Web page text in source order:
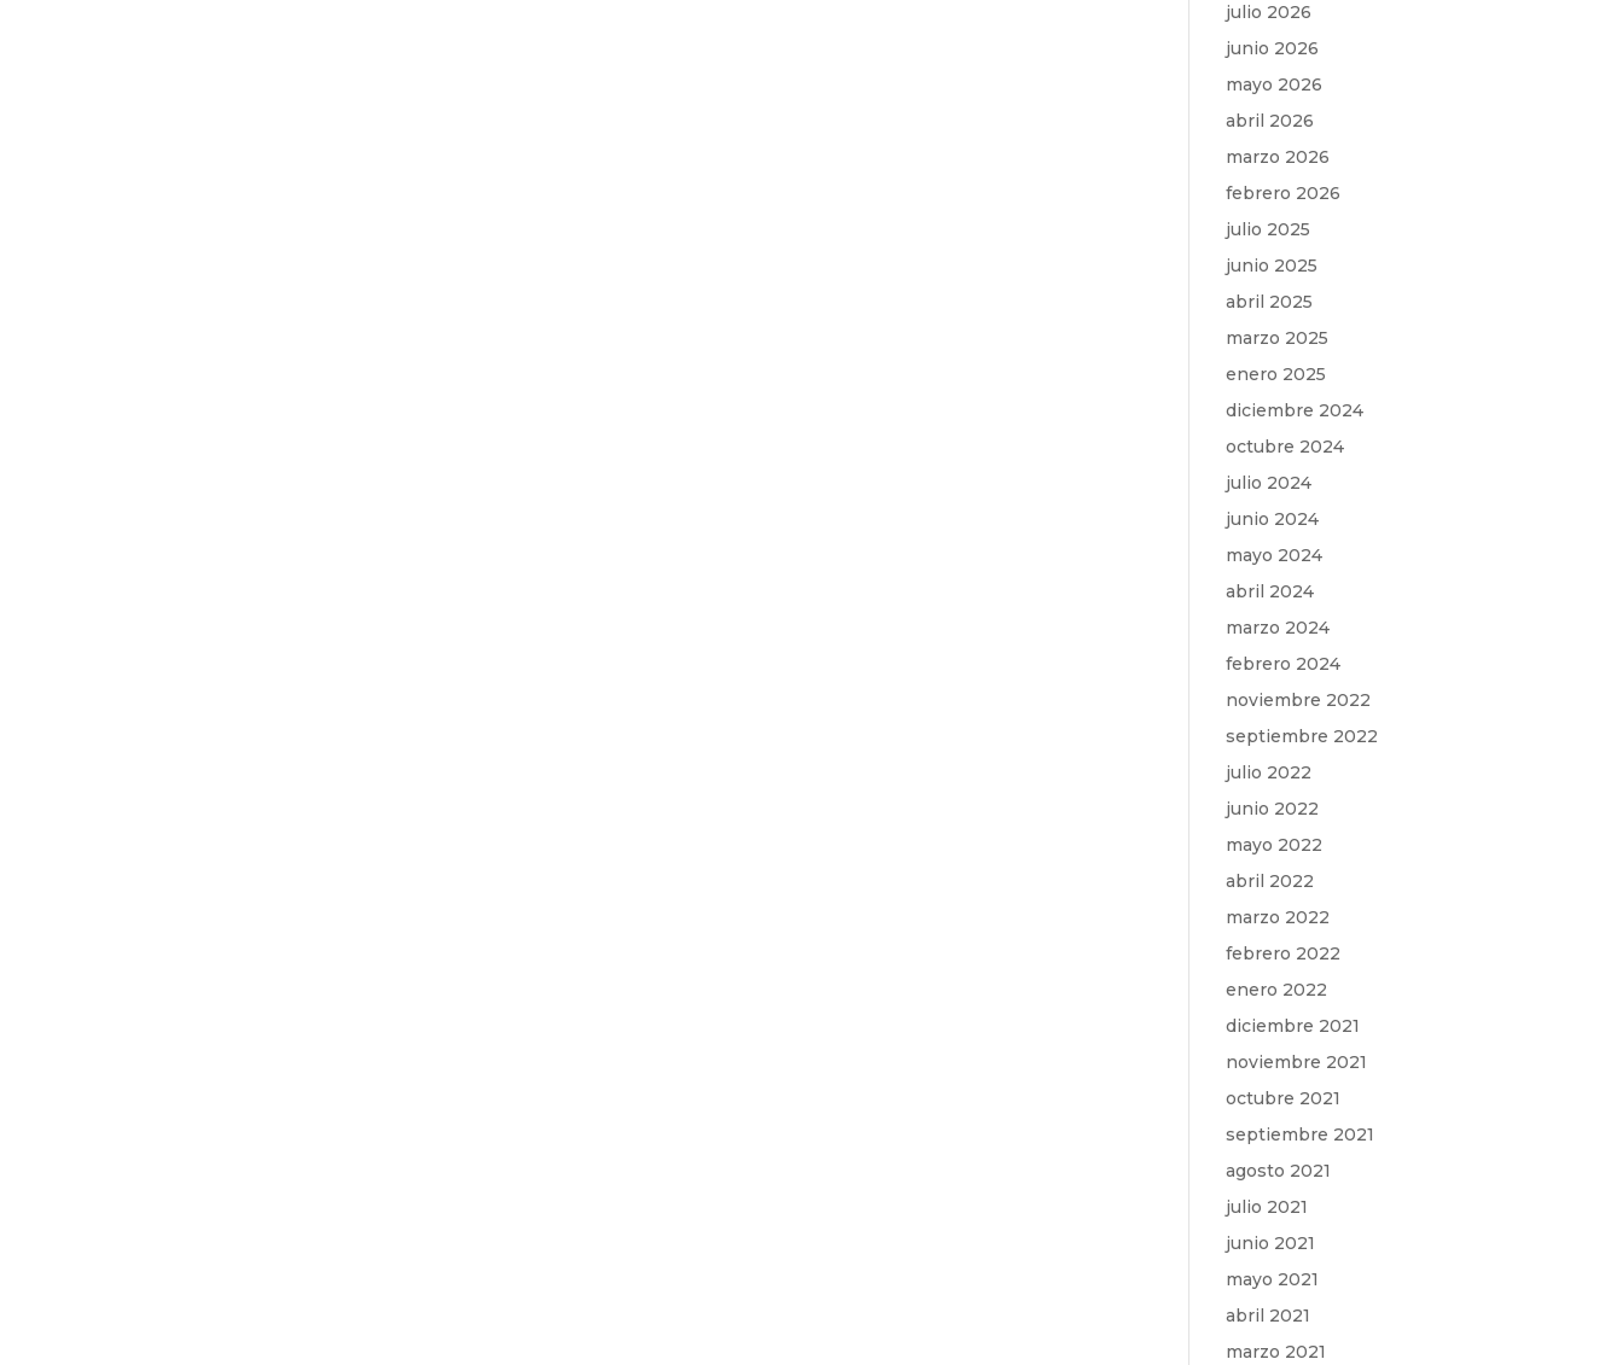
julio 2026
junio 2026
mayo 2026
abril 2026
marzo 2026
febrero 2026
julio 2025
junio 2025
abril 2025
marzo 2025
enero 2025
diciembre 2024
octubre 2024
julio 2024
junio 2024
mayo 2024
abril 2024
marzo 2024
febrero 2024
noviembre 2022
septiembre 2022
julio 2022
junio 2022
mayo 2022
abril 2022
marzo 2022
febrero 2022
enero 2022
diciembre 2021
noviembre 2021
octubre 2021
septiembre 2021
agosto 2021
julio 2021
junio 2021
mayo 2021
abril 2021
marzo 2021